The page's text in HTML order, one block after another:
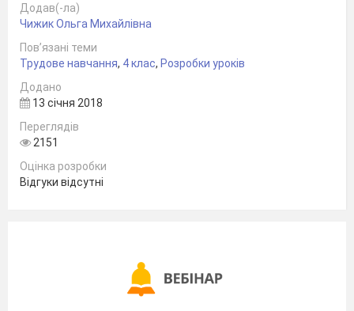
річні вміння; виховувати
ставлення до праці; любов до
традицій та історії нашого народу.
Обладнання:
світу,
папір, зразки витинанок
Доброго ранку! – всім вам ми зичимо.
Щастя, здоров’я вам кожної днини,
Миру і злагоди вашій родині!
Додав(-ла)
Чижик Ольга Михайлівна
Пов’язані теми
Трудове навчання, 4 клас, Розробки уроків
Додано
13 січня 2018
Переглядів
2151
Оцінка розробки
Відгуки відсутні